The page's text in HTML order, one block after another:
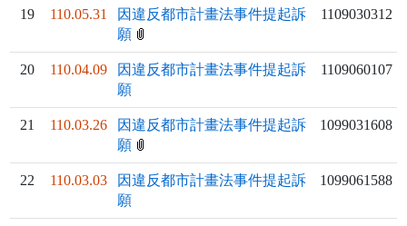
19 110.05.31
因違反都市計畫法事件提起訴
願
1109030312
20 110.04.09
因違反都市計畫法事件提起訴
願
1109060107
21 110.03.26
因違反都市計畫法事件提起訴
願
1099031608
22 110.03.03
因違反都市計畫法事件提起訴
願
1099061588